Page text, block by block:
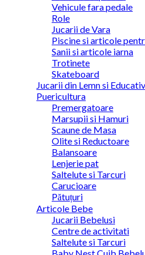
Vehicule fara pedale
Role
Jucarii de Vara
Piscine si articole
Sanii si articole iarna
Trotinete
Skateboard
Jucarii din Lemn si
Puericultura
Premergatoare
Marsupii si Hamuri
Scaune de Masa
Olite si Reductoare
Balansoare
Lenjerie pat
Saltelute si Tarcuri
Carucioare
Pătuțuri
Articole Bebe
Jucarii Bebelusi
Centre de activitati
Saltelute si Tarcuri